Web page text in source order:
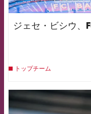
ジェセ・ビシウ、
トップチーム